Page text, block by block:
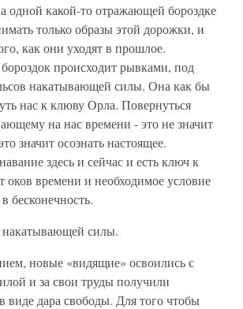
одной какой-то отражающей бороздке
только образы этой дорожки, и
как они уходят в прошлое.
происходит рывками, под
накатывающей силы. Она как бы
нас к клюву Орла. Повернуться
на нас времени - это не значит
значит осознать настоящее.
здесь и сейчас и есть ключ к
времени и необходимое условие
бесконечность.
накатывающей силы.
новые «видящие» освоились с
и за свои труды получили
виде дара свободы. Для того чтобы